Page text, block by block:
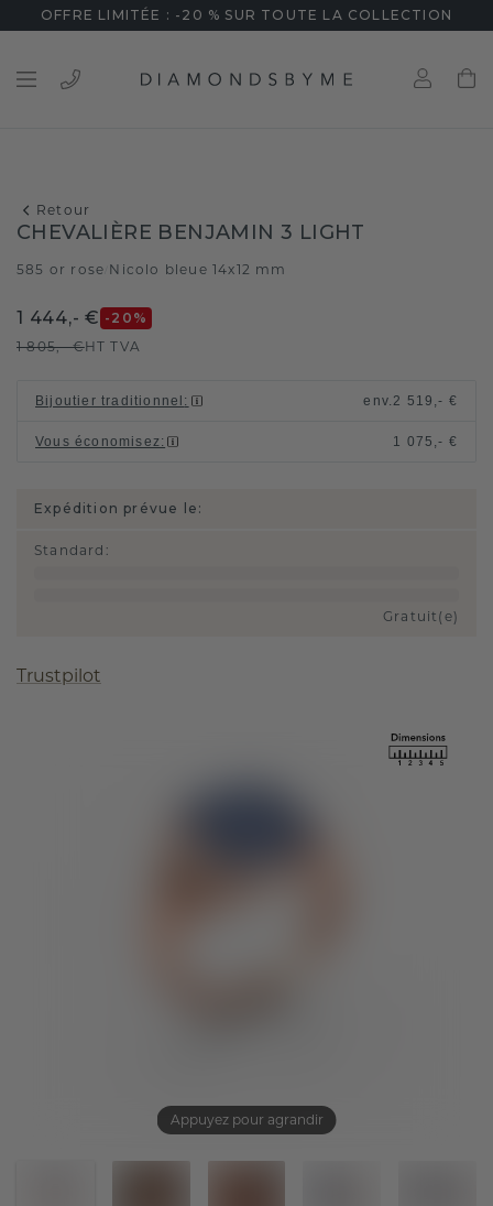
OFFRE LIMITÉE : -20 % SUR TOUTE LA COLLECTION
Retour
Appuyez pour agrandir
CHEVALIÈRE BENJAMIN 3 LIGHT
585 or rose Nicolo bleue 14x12 mm
1 444,- € -20 %
1 805,- €HT TVA
Bijoutier traditionnel : env.2 519,- €
Vous économisez: 1 075,- €
Expédition prévue le:
Standard :
Gratuit(e)
Trustpilot